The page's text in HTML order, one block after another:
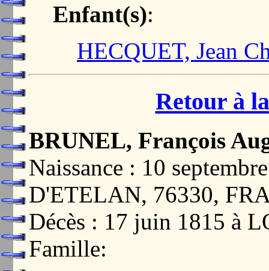
Enfant(s):
HECQUET, Jean
Retour à
BRUNEL, François
Naissance : 10
D'ETELAN, 76330,
Décès : 17 juin 1815 à
Famille: